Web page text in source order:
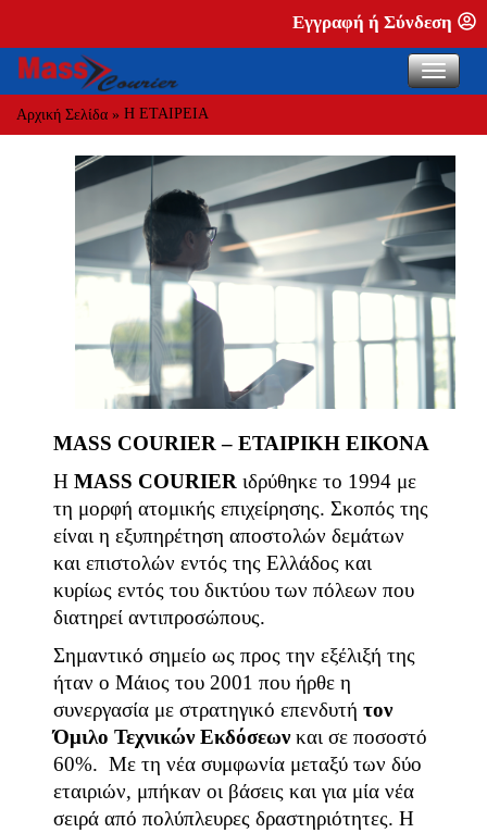
Εγγραφή ή Σύνδεση
Αρχική Σελίδα » Η ΕΤΑΙΡΕΙΑ
MASS COURIER – ΕΤΑΙΡΙΚΗ ΕΙΚΟΝΑ
Η MASS COURIER ιδρύθηκε το 1994 με
τη μορφή ατομικής επιχείρησης. Σκοπός της
είναι η εξυπηρέτηση αποστολών δεμάτων
και επιστολών εντός της Ελλάδος και
κυρίως εντός του δικτύου των πόλεων που
διατηρεί αντιπροσώπους.
Σημαντικό σημείο ως προς την εξέλιξή της
ήταν ο Μάιος του 2001 που ήρθε η
συνεργασία με στρατηγικό επενδυτή τον
Όμιλο Τεχνικών Εκδόσεωνκαι σε ποσοστό
60%. Με τη νέα συμφωνία μεταξύ των δύο
εταιριών, μπήκαν οι βάσεις και για μία νέα
σειρά από πολύπλευρες δραστηριότητες. Η